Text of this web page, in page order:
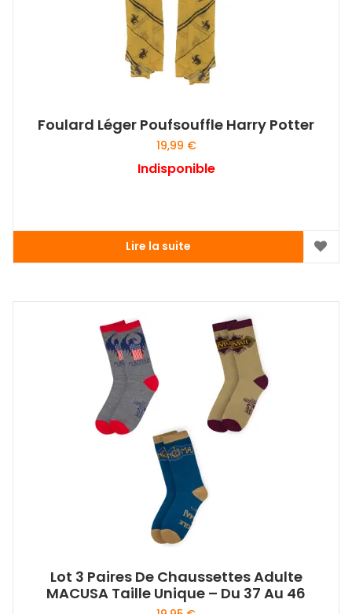
Foulard Léger Poufsouffle Harry Potter
19,99 €
Indisponible
Lire la suite
Lot 3 Paires De Chaussettes Adulte
MACUSA Taille Unique – Du 37 Au 46